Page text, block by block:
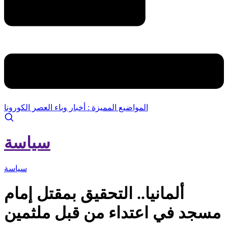
المواضيع المميزة : أخبار وباء العصر الكورونا
سياسة
سياسة
ألمانيا.. التحقيق بمقتل إمام
مسجد في اعتداء من قبل ملثمين